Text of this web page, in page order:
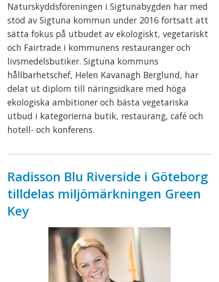
Naturskyddsföreningen i Sigtunabygden har med
stöd av Sigtuna kommun under 2016 fortsatt att
sätta fokus på utbudet av ekologiskt, vegetariskt
och Fairtrade i kommunens restauranger och
livsmedelsbutiker. Sigtuna kommuns
hållbarhetschef, Helen Kavanagh Berglund, har
delat ut diplom till näringsidkare med höga
ekologiska ambitioner och bästa vegetariska
utbud i kategorierna butik, restaurang, café och
hotell- och konferens.
Radisson Blu Riverside i Göteborg
tilldelas miljömärkningen Green
Key